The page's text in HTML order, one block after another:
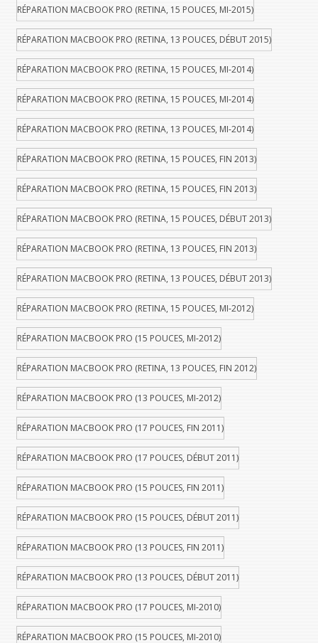
RÉPARATION MACBOOK PRO (RETINA, 15 POUCES, MI-2015)
RÉPARATION MACBOOK PRO (RETINA, 13 POUCES, DÉBUT 2015)
RÉPARATION MACBOOK PRO (RETINA, 15 POUCES, MI-2014)
RÉPARATION MACBOOK PRO (RETINA, 15 POUCES, MI-2014)
RÉPARATION MACBOOK PRO (RETINA, 13 POUCES, MI-2014)
RÉPARATION MACBOOK PRO (RETINA, 15 POUCES, FIN 2013)
RÉPARATION MACBOOK PRO (RETINA, 15 POUCES, FIN 2013)
RÉPARATION MACBOOK PRO (RETINA, 15 POUCES, DÉBUT 2013)
RÉPARATION MACBOOK PRO (RETINA, 13 POUCES, FIN 2013)
RÉPARATION MACBOOK PRO (RETINA, 13 POUCES, DÉBUT 2013)
RÉPARATION MACBOOK PRO (RETINA, 15 POUCES, MI-2012)
RÉPARATION MACBOOK PRO (15 POUCES, MI-2012)
RÉPARATION MACBOOK PRO (RETINA, 13 POUCES, FIN 2012)
RÉPARATION MACBOOK PRO (13 POUCES, MI-2012)
RÉPARATION MACBOOK PRO (17 POUCES, FIN 2011)
RÉPARATION MACBOOK PRO (17 POUCES, DÉBUT 2011)
RÉPARATION MACBOOK PRO (15 POUCES, FIN 2011)
RÉPARATION MACBOOK PRO (15 POUCES, DÉBUT 2011)
RÉPARATION MACBOOK PRO (13 POUCES, FIN 2011)
RÉPARATION MACBOOK PRO (13 POUCES, DÉBUT 2011)
RÉPARATION MACBOOK PRO (17 POUCES, MI-2010)
RÉPARATION MACBOOK PRO (15 POUCES, MI-2010)